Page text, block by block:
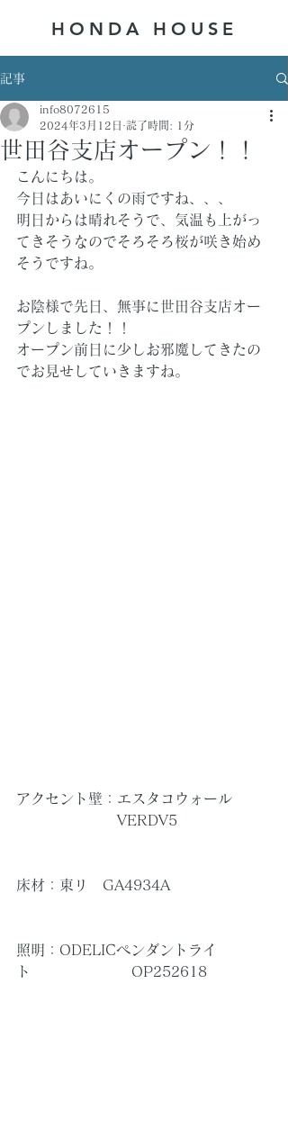
HONDA ​HOUSE
記事
世田谷支店オープン！！
info8072615
2024年3月12日
読了時間: 1分
こんにちは。
今日はあいにくの雨ですね、、、
明日からは晴れそうで、気温も上がっ
てきそうなのでそろそろ桜が咲き始め
そうですね。
お陰様で先日、無事に世田谷支店オー
プンしました！！
オープン前日に少しお邪魔してきたの
でお見せしていきますね。
アクセント壁：エスタコウォール
VERDV5
床材：東リ　GA4934A
照明：ODELICペンダントライ
ト　　　　　　　OP252618